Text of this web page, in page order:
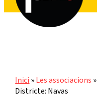
Inici »Les associacions
veïnals
»
Districte: Navas